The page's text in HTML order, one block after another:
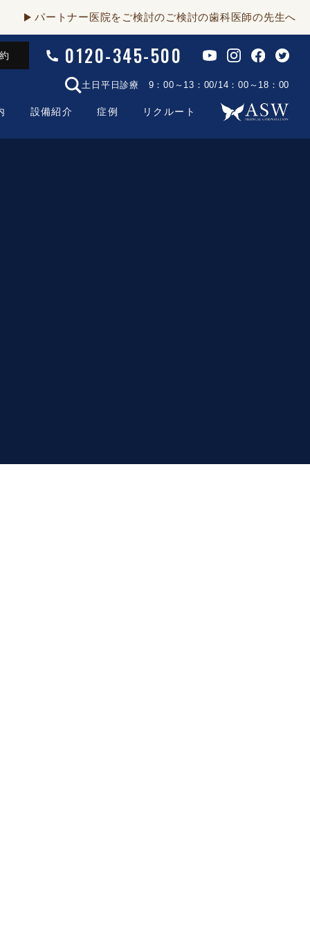
パートナー医院をご検討のご検討の歯科医師の先生へ
0120-345-500
土日平日診療 9：00～13：00/14：00～18：00
設備紹介 症例 リクルート